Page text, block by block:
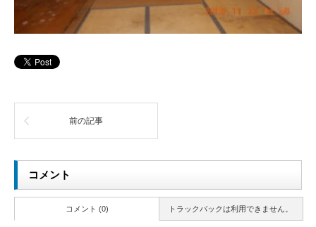
前の記事
コメント
トラックバックは利用できません。
コメント (0)